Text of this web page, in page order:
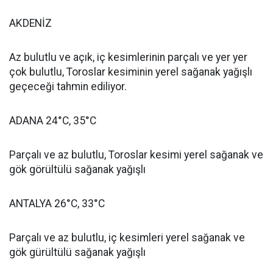
AKDENİZ
Az bulutlu ve açık, iç kesimlerinin parçalı ve yer yer
çok bulutlu, Toroslar kesiminin yerel sağanak yağışlı
geçeceği tahmin ediliyor.
ADANA 24°C, 35°C
Parçalı ve az bulutlu, Toroslar kesimi yerel sağanak ve
gök görültülü sağanak yağışlı
ANTALYA 26°C, 33°C
Parçalı ve az bulutlu, iç kesimleri yerel sağanak ve
gök gürültülü sağanak yağışlı